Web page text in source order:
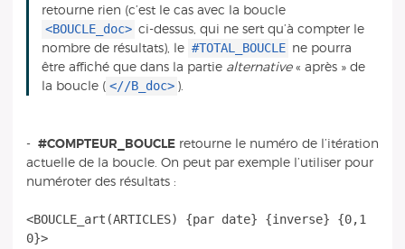
retourne rien (c’est le cas avec la boucle
<BOUCLE_doc> ci-dessus, qui ne sert qu’à compter le
nombre de résultats), le #TOTAL_BOUCLE ne pourra
être affiché que dans la partie alternative« après » de
la boucle ( <//B_doc> ).
- #COMPTEUR_BOUCLEretourne le numéro de l’itération
actuelle de la boucle. On peut par exemple l’utiliser pour
numéroter des résultats :
<BOUCLE_art(ARTICLES) {par date} {inverse} {0,1
0}>